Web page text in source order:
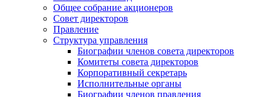
Общее собрание акционеров
Совет директоров
Правление
Структура управления
Биографии членов совета директоров
Комитеты совета директоров
Корпоративный секретарь
Исполнительные органы
Биографии членов правления